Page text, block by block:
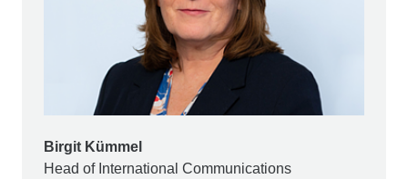
Birgit Kümmel
Head of International Communications